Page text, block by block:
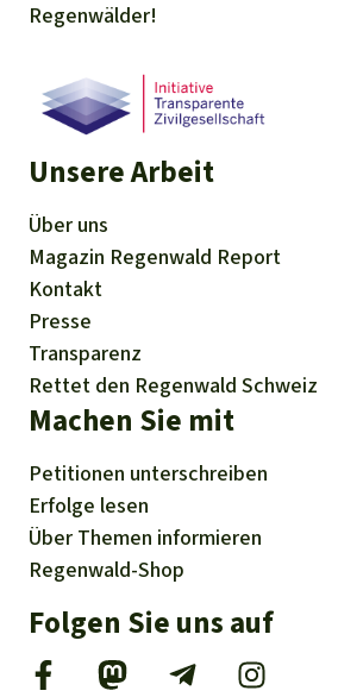
Regenwälder!
Unsere Arbeit
Über uns
Magazin Regenwald Report
Kontakt
Presse
Transparenz
Rettet den Regenwald Schweiz
Machen Sie mit
Petitionen unterschreiben
Erfolge lesen
Über Themen informieren
Regenwald-Shop
Folgen Sie uns auf